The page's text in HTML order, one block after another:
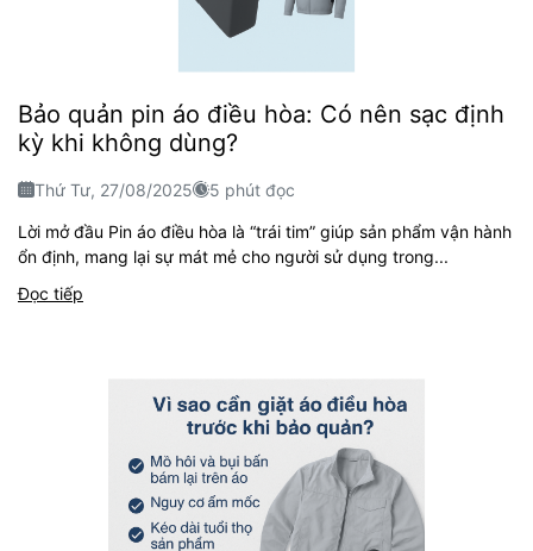
Bảo quản pin áo điều hòa: Có nên sạc định
kỳ khi không dùng?
Thứ Tư, 27/08/2025 5 phút đọc
Lời mở đầu Pin áo điều hòa là “trái tim” giúp sản phẩm vận hành
ổn định, mang lại sự mát mẻ cho người sử dụng trong...
Đọc tiếp